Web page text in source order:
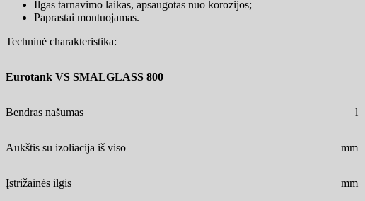
Ilgas tarnavimo laikas, apsaugotas nuo korozijos;
Paprastai montuojamas.
Techninė charakteristika:
Eurotank VS SMALGLASS 800
Bendras našumas l
Aukštis su izoliacija iš viso mm
Įstrižainės ilgis mm